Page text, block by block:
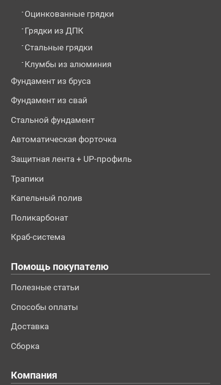
- Оцинкованные грядки
- Грядки из ДПК
- Стальные грядки
- Клумбы из алюминия
Фундамент из бруса
Фундамент из свай
Стальной фундамент
Автоматическая форточка
Защитная лента + UP-профиль
Трапики
Капельный полив
Поликарбонат
Краб-система
Помощь покупателю
Полезные статьи
Способы оплаты
Доставка
Сборка
Компания